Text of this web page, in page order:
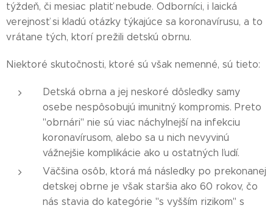
týždeň, či mesiac platiť nebude. Odborníci, i laická
verejnosť si kladú otázky týkajúce sa koronavírusu, a to
vrátane tých, ktorí prežili detskú obrnu.
Niektoré skutočnosti, ktoré sú však nemenné, sú tieto:
Detská obrna a jej neskoré dôsledky samy
osebe nespôsobujú imunitný kompromis. Preto
"obrnári" nie sú viac náchylnejší na infekciu
koronavírusom, alebo sa u nich nevyvinú
vážnejšie komplikácie ako u ostatných ľudí.
Väčšina osôb, ktorá má následky po prekonanej
detskej obrne je však staršia ako 60 rokov, čo
nás stavia do kategórie "s vyšším rizikom" s